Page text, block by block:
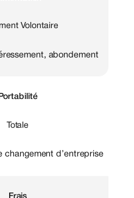
Volontaire
abondement
Portabilité
Totale
changement d’entreprise
Frais